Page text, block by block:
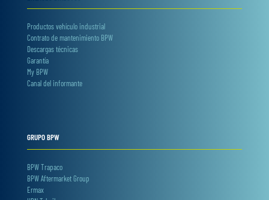
Productos vehículo industrial
Contrato de mantenimiento BPW
Descargas técnicas
Garantía
My BPW
Canal del informante
GRUPO BPW
BPW Trapaco
BPW Aftermarket Group
Ermax